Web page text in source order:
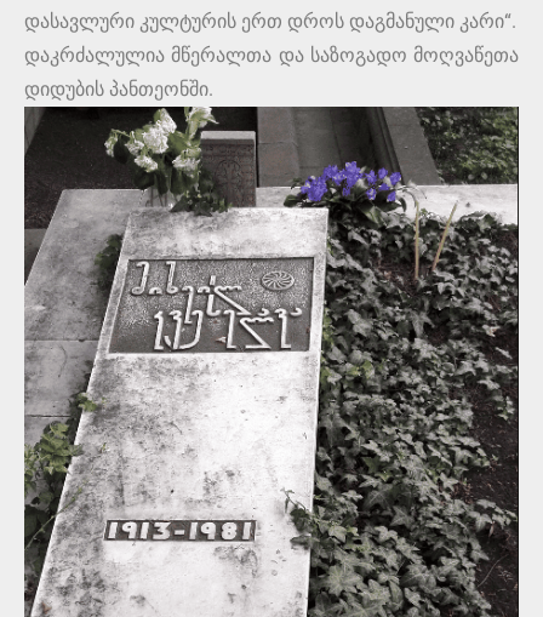
დასავლური კულტურის ერთ დროს დაგმანული კარი“.
დაკრძალულია მწერალთა და საზოგადო მოღვაწეთა
დიდუბის პანთეონში.